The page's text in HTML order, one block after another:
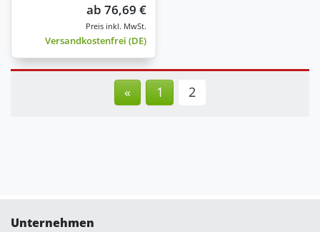
ab 76,69 €
Versandkostenfrei (DE)
« 1 2
Unternehmen